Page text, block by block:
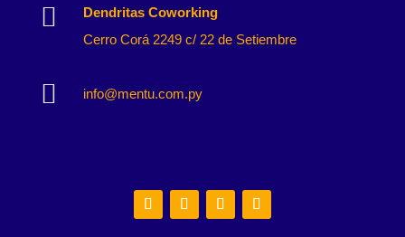

Dendritas Coworking
Cerro Corá 2249 c/ 22 de Setiembre
 info@mentu.com.py